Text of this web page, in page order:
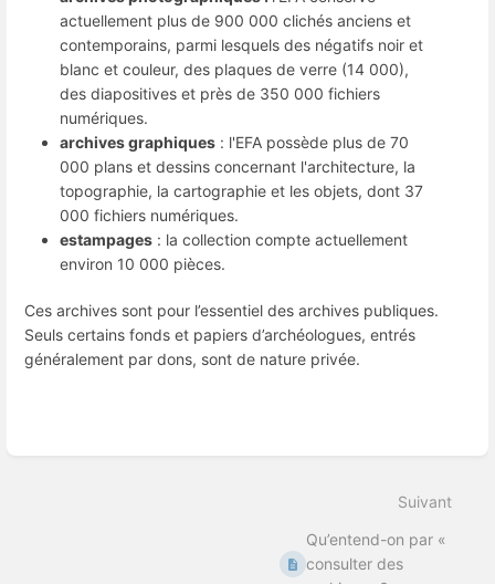
actuellement plus de 900 000 clichés anciens et
contemporains, parmi lesquels des négatifs noir et
blanc et couleur, des plaques de verre (14 000),
des diapositives et près de 350 000 fichiers
numériques.
archives graphiques : l'EFA possède plus de 70
000 plans et dessins concernant l'architecture, la
topographie, la cartographie et les objets, dont 37
000 fichiers numériques.
estampages : la collection compte actuellement
environ 10 000 pièces.
Ces archives sont pour l’essentiel des archives publiques.
Seuls certains fonds et papiers d’archéologues, entrés
généralement par dons, sont de nature privée.
Suivant
Qu’entend-on par «
consulter des